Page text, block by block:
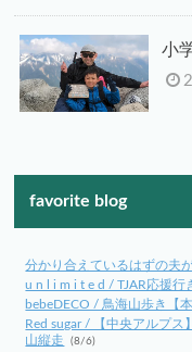
小
favorite blog
分かり合えているはずの夫
u n l i m i t e d / TJAR応援行
bebeDECO / 鳥海山歩き【本
Red sugar / 【中央アルプ
山縦走
(8/6)